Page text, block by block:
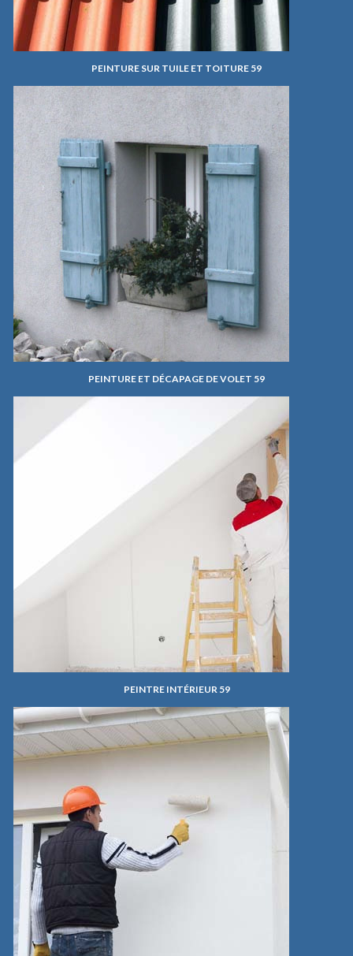
PEINTURE SUR TUILE ET TOITURE 59
PEINTURE ET DÉCAPAGE DE VOLET 59
PEINTRE INTÉRIEUR 59